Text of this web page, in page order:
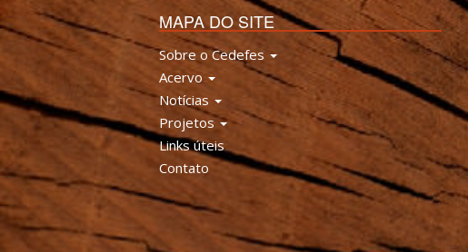
MAPA DO SITE
Sobre o Cedefes
Acervo
Notícias
Projetos
Links úteis
Contato